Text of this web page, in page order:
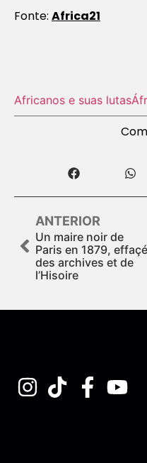
Fonte: Africa21
Africanos e suas lutas
ANTERIOR
Un maire noir de
Paris en 1879, effaçé
des archives et de
l’Hisoire